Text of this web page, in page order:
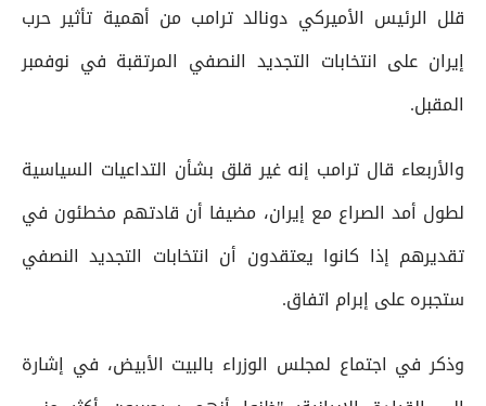
قلل الرئيس الأميركي دونالد ترامب من أهمية تأثير حرب
إيران على انتخابات التجديد النصفي المرتقبة في نوفمبر
المقبل.
والأربعاء قال ترامب إنه غير قلق بشأن التداعيات السياسية
لطول أمد الصراع مع إيران، مضيفا ⁠أن قادتهم مخطئون في
تقديرهم إذا كانوا يعتقدون أن انتخابات التجديد النصفي
ستجبره على إبرام اتفاق.
وذكر في اجتماع لمجلس الوزراء بالبيت الأبيض، في إشارة